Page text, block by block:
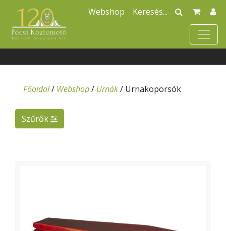
Webshop
Főoldal/ Webshop/ Urnák/ Urnakoporsók
Szűrők